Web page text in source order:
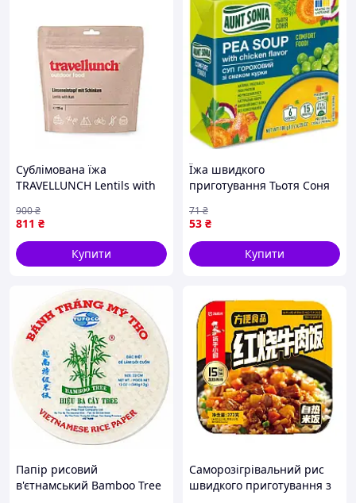
Сублімована їжа
TRAVELLUNCH Lentils with
811 ₴
900₴
Купити
Їжа швидкого
приготування Тьотя Соня
брикет 180 г
(4820015102140)
53 ₴
71₴
Купити
Папір рисовий
в'єтнамський Bamboo Tree
Саморозігрівальний рис
швидкого приготування з